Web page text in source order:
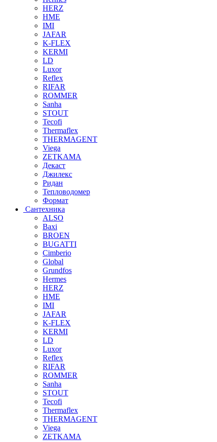
HERZ
HME
IMI
JAFAR
K-FLEX
KERMI
LD
Luxor
Reflex
RIFAR
ROMMER
Sanha
STOUT
Tecofi
Thermaflex
THERMAGENT
Viega
ZETKAMA
Декаст
Джилекс
Ридан
Тепловодомер
Формат
Сантехника
ALSO
Baxi
BROEN
BUGATTI
Cimberio
Global
Grundfos
Hermes
HERZ
HME
IMI
JAFAR
K-FLEX
KERMI
LD
Luxor
Reflex
RIFAR
ROMMER
Sanha
STOUT
Tecofi
Thermaflex
THERMAGENT
Viega
ZETKAMA